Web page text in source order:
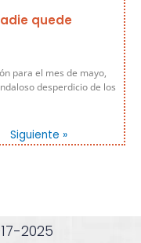
quede
para el mes de mayo,
desperdicio de los
Siguiente »
2025